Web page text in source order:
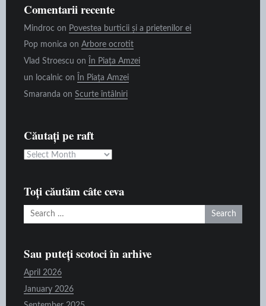
Comentarii recente
Mindroc on Povestea burticii și a prietenilor ei
Pop monica on Arbore ocrotit
Vlad Stroescu on
În Piața Amzei
un localnic on
În Piața Amzei
Smaranda on Scurte întâlniri
Căutați pe raft
Căutați
Toți căutăm câte ceva
Search
Sau puteți scotoci în arhive
April 2026
January 2026